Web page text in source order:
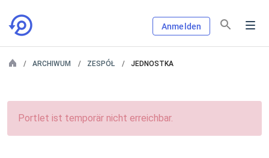
Anmelden
ARCHIWUM ZESPÓŁ JEDNOSTKA
Portlet ist temporär nicht erreichbar.